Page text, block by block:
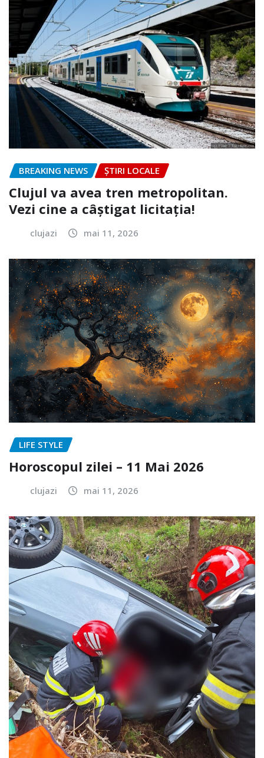
BREAKING NEWS ȘTIRI LOCALE
Clujul va avea tren metropolitan.
Vezi cine a câștigat licitația!
clujazi mai 11, 2026
LIFE STYLE
Horoscopul zilei – 11 Mai 2026
clujazi mai 11, 2026